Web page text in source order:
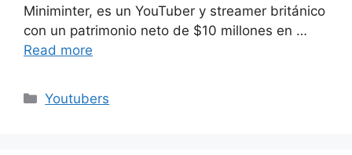
Miniminter, es un YouTuber y streamer británico
con un patrimonio neto de $10 millones en …
Read more
Categories
Youtubers